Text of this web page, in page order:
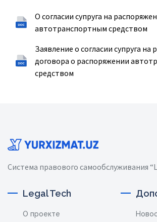
О согласии супруга на
автотранспортным средством
Заявление о согласии супруга на
договора о распоряжении
средством
Система правового самообслуживания
Legal Tech
О проекте